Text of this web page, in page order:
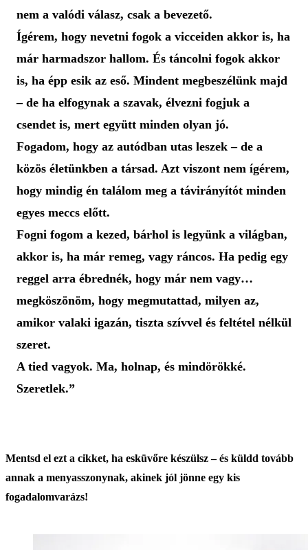
nem a valódi válasz, csak a bevezető.
Ígérem, hogy nevetni fogok a vicceiden akkor is, ha
már harmadszor hallom. És táncolni fogok akkor
is, ha épp esik az eső. Mindent megbeszélünk majd
– de ha elfogynak a szavak, élvezni fogjuk a
csendet is, mert együtt minden olyan jó.
Fogadom, hogy az autódban utas leszek – de a
közös életünkben a társad. Azt viszont nem ígérem,
hogy mindig én találom meg a távirányítót minden
egyes meccs előtt.
Fogni fogom a kezed, bárhol is legyünk a világban,
akkor is, ha már remeg, vagy ráncos. Ha pedig egy
reggel arra ébrednék, hogy már nem vagy…
megköszönöm, hogy megmutattad, milyen az,
amikor valaki igazán, tiszta szívvel és feltétel nélkül
szeret.
A tied vagyok. Ma, holnap, és mindörökké.
Szeretlek.”
Mentsd el ezt a cikket, ha esküvőre készülsz – és küldd tovább
annak a menyasszonynak, akinek jól jönne egy kis
fogadalomvarázs!